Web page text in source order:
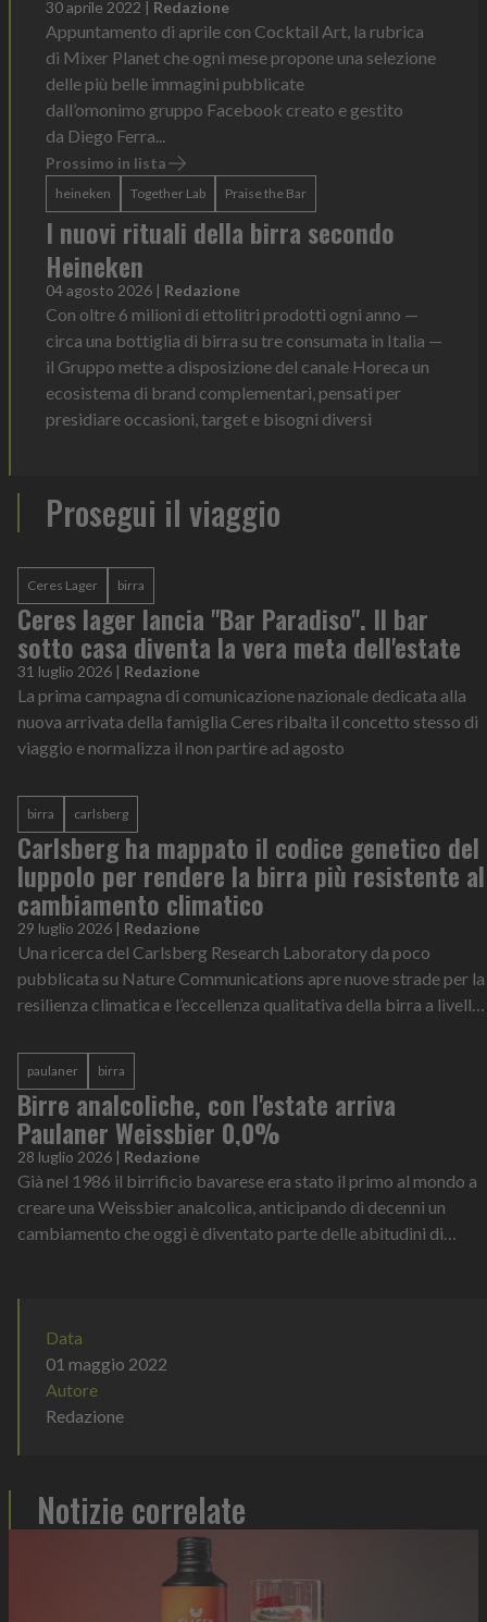
30 aprile 2022 | Redazione
Appuntamento di aprile con Cocktail Art, la rubrica
di Mixer Planet che ogni mese propone una selezione
delle più belle immagini pubblicate
dall’omonimo gruppo Facebook creato e gestito
da Diego Ferra...
Prossimo in lista
heineken Together Lab Praise the Bar
I nuovi rituali della birra secondo
Heineken
04 agosto 2026 | Redazione
Con oltre 6 milioni di ettolitri prodotti ogni anno —
circa una bottiglia di birra su tre consumata in Italia —
il Gruppo mette a disposizione del canale Horeca un
ecosistema di brand complementari, pensati per
presidiare occasioni, target e bisogni diversi
Prosegui il viaggio
Ceres Lager birra
Ceres lager lancia "Bar Paradiso". Il bar
sotto casa diventa la vera meta dell'estate
31 luglio 2026 | Redazione
La prima campagna di comunicazione nazionale dedicata alla
nuova arrivata della famiglia Ceres ribalta il concetto stesso di
viaggio e normalizza il non partire ad agosto
birra carlsberg
Carlsberg ha mappato il codice genetico del
luppolo per rendere la birra più resistente al
cambiamento climatico
29 luglio 2026 | Redazione
Una ricerca del Carlsberg Research Laboratory da poco
pubblicata su Nature Communications apre nuove strade per la
resilienza climatica e l’eccellenza qualitativa della birra a livello
paulaner birra
Birre analcoliche, con l'estate arriva
Paulaner Weissbier 0,0%
28 luglio 2026 | Redazione
Già nel 1986 il birrificio bavarese era stato il primo al mondo a
creare una Weissbier analcolica, anticipando di decenni un
cambiamento che oggi è diventato parte delle abitudini di
Data
01 maggio 2022
Autore
Redazione
Notizie correlate